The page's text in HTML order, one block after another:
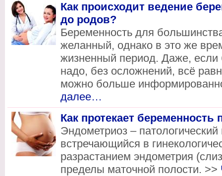
Как происходит ведение
до родов?
Беременность для
желанный, однако в это же
жизненный период. Даже, если
надо, без осложнений, всё
можно больше
далее…
Как протекает беременность
Эндометриоз –
встречающийся в
разрастанием эндометрия
пределы маточной полости. >>